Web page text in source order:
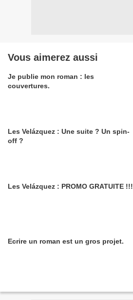
Vous aimerez aussi
Je publie mon roman : les
couvertures.
Les Velázquez : Une suite ? Un spin-
off ?
Les Velázquez : PROMO GRATUITE !!!
Ecrire un roman est un gros projet.